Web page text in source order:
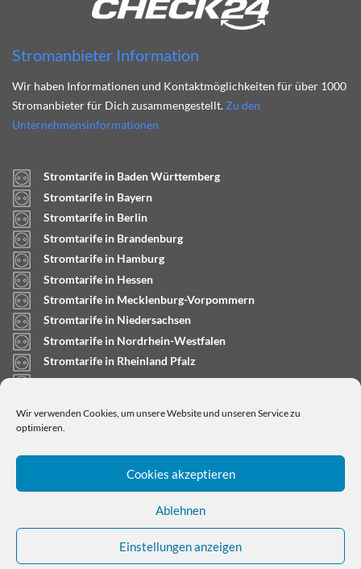
Wir verwenden Cookies, um unsere Website und unseren Service zu
optimieren.
Cookies akzeptieren
Ablehnen
Einstellungen anzeigen
Stromanbieter Information
Wir haben Informationen und Kontaktmöglichkeiten für über 1000
Stromanbieter für Dich zusammengestellt. Zu den
Unternehmensinformationen
Stromtarife in Baden Württemberg
Stromtarife in Bayern
Stromtarife in Berlin
Stromtarife in Brandenburg
Stromtarife in Hamburg
Stromtarife in Hessen
Stromtarife in Mecklenburg-Vorpommern
Stromtarife in Niedersachsen
Stromtarife in Nordrhein-Westfalen
Stromtarife in Rheinland Pfalz
Stromtarife in Saarland
Stromtarife in Schleswig-Holstein
Copyright © 2024stromtarifrechner.org